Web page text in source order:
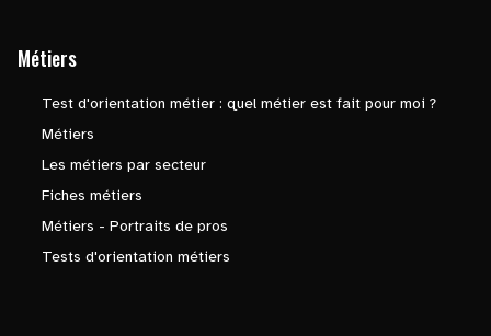
Métiers
Test d'orientation métier : quel métier est fait pour moi ?
Métiers
Les métiers par secteur
Fiches métiers
Métiers - Portraits de pros
Tests d'orientation métiers